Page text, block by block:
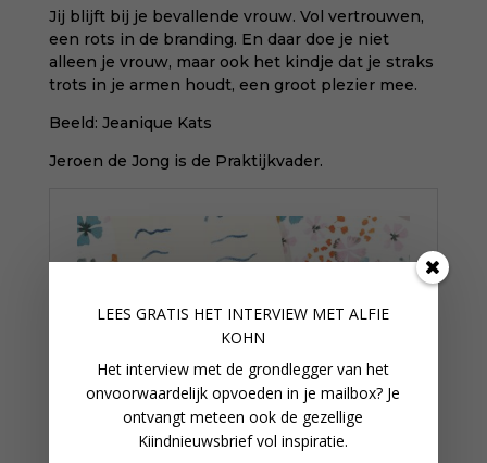
Jij blijft bij je bevallende vrouw. Vol vertrouwen,
een rots in de branding. En daar doe je niet
alleen je vrouw, maar ook het kindje dat je straks
trots in je armen houdt, een groot plezier mee.
Beeld: Jeanique Kats
Jeroen de Jong is de Praktijkvader.
LEES GRATIS HET INTERVIEW MET ALFIE
KOHN
Het interview met de grondlegger van het
onvoorwaardelijk opvoeden in je mailbox? Je
ontvangt meteen ook de gezellige
Kiindnieuwsbrief vol inspiratie.